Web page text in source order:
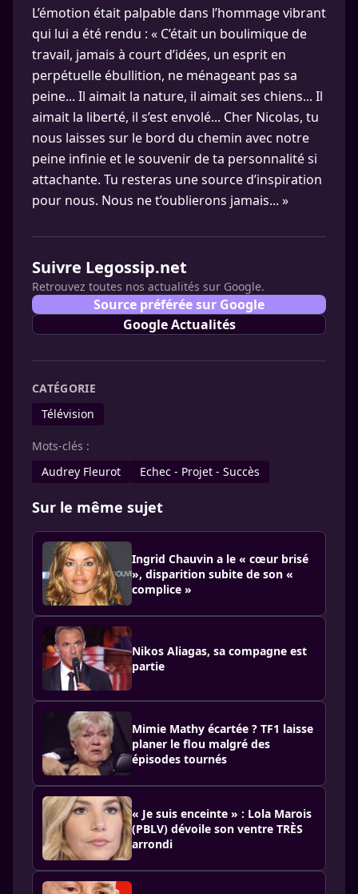
L’émotion était palpable dans l’hommage vibrant
qui lui a été rendu : « C’était un boulimique de
travail, jamais à court d’idées, un esprit en
perpétuelle ébullition, ne ménageant pas sa
peine... Il aimait la nature, il aimait ses chiens... Il
aimait la liberté, il s’est envolé... Cher Nicolas, tu
nous laisses sur le bord du chemin avec notre
peine infinie et le souvenir de ta personnalité si
attachante. Tu resteras une source d’inspiration
pour nous. Nous ne t’oublierons jamais... »
Suivre Legossip.net
Retrouvez toutes nos actualités sur Google.
Source préférée sur Google
Google Actualités
CATÉGORIE
Télévision
Mots-clés :
Audrey Fleurot
Echec - Projet - Succès
Sur le même sujet
Ingrid Chauvin a le « cœur brisé
», disparition subite de son «
complice »
Nikos Aliagas, sa compagne est
partie
Mimie Mathy écartée ? TF1 laisse
planer le flou malgré des
épisodes tournés
« Je suis enceinte » : Lola Marois
(PBLV) dévoile son ventre TRÈS
arrondi